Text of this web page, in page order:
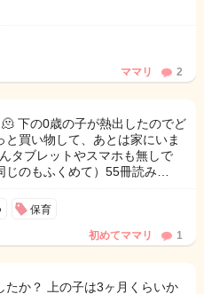
ママリ 2
下の0歳の子が熱出したのでど
買い物して、あとは家にいま
タブレットやスマホも無しで
のもふくめて）55冊読み…
保育
初めてママリ 1
たか？ 上の子は3ヶ月くらいか